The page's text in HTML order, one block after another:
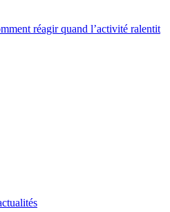
réagir quand l’activité ralentit